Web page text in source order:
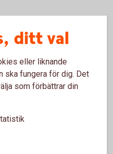
med
innehav mot
en mindre kapitalinsats
ditt val
eller liknande
ska fungera för dig. Det
som förbättrar din